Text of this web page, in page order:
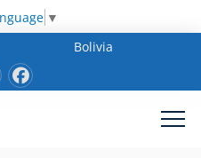
▼
Bolivia